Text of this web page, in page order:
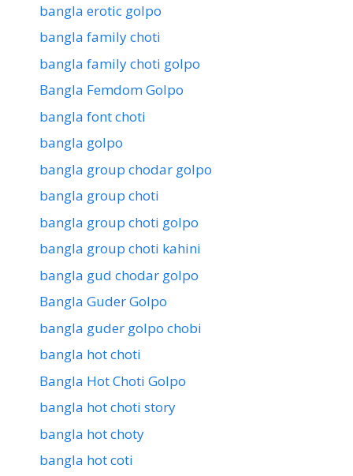
bangla erotic golpo
bangla family choti
bangla family choti golpo
Bangla Femdom Golpo
bangla font choti
bangla golpo
bangla group chodar golpo
bangla group choti
bangla group choti golpo
bangla group choti kahini
bangla gud chodar golpo
Bangla Guder Golpo
bangla guder golpo chobi
bangla hot choti
Bangla Hot Choti Golpo
bangla hot choti story
bangla hot choty
bangla hot coti